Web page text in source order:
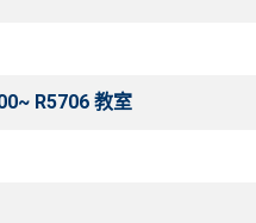
R5706 教室